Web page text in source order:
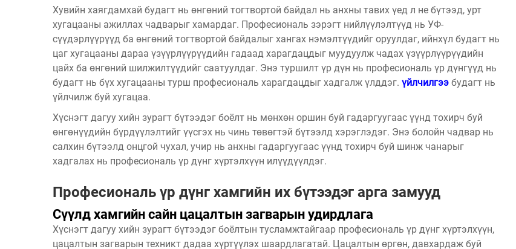
Хувийн хаягдамхай будагт нь өнгөний тогтвортой байдал нь анхны тавих үед л не бүтээд, урт
хугацааны ажиллах чадварыг хамардаг. Професиональ зэрэгт нийлүүлэлтүүд нь УФ-
сүүдэрлүүрүүд ба өнгөний тогтвортой байдалыг хангах нэмэлтүүдийг оруулдаг, ийнхүл будагт нь
цаг хугацааны дараа үзүүрлүүрүүдийн гадаад харагдацдыг муудуулж чадах үзүүрлүүрүүдийн
цайх ба өнгөний шилжилтүүдийг саатуулдаг. Энэ туршилт үр дүн нь професиональ үр дүнгүүд нь
будагт нь бүх хугацааны турш професиональ харагдацдыг хадгалж үлддэг. үйлчилгээ будагт нь
үйлчилж буй хугацаа.
Хүснэгт дагуу хийн зурагт бүтээдэг боёлт нь мөнхөн оршин буй гадаргуугаас үүнд тохирч буй
өнгөнүүдийн бүрдүүлэлтийг үүсгэх нь чинь төвөгтэй бүтээлд хэрэглэдэг. Энэ болойн чадвар нь
салхин бүтээлд онцгой чухал, учир нь анхны гадаргуугаас үүнд тохирч буй шинж чанарыг
хадгалах нь професиональ үр дүнг хүртэлхүүн илүүдүүлдэг.
Професиональ үр дүнг хамгийн их бүтээдэг арга замууд
Сүүлд хамгийн сайн цацалтын загварын удирдлага
Хүснэгт дагуу хийн зурагт бүтээдэг боёлтын тусламжтайгаар професиональ үр дүнг хүртэлхүүн,
цацалтын загварын техникт дадаа хүртүүлэх шаардлагатай. Цацалтын өргөн, давхардаж буй